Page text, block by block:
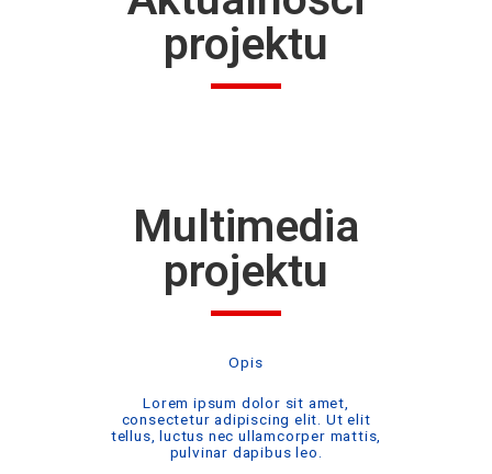
projektu
Multimedia
projektu
Opis
Lorem ipsum dolor sit amet,
consectetur adipiscing elit. Ut elit
tellus, luctus nec ullamcorper mattis,
pulvinar dapibus leo.